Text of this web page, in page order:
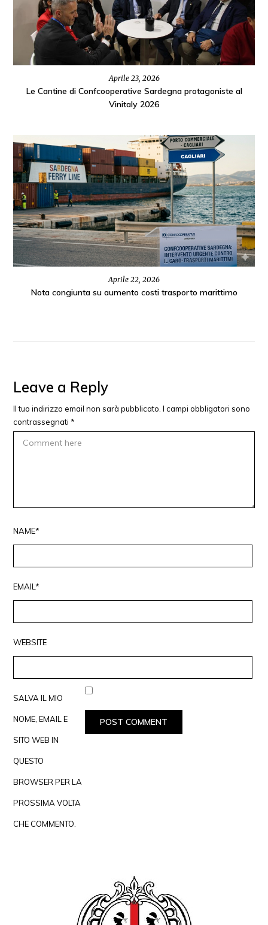
Aprile 23, 2026
Le Cantine di Confcooperative Sardegna protagoniste al
Vinitaly 2026
Aprile 22, 2026
Nota congiunta su aumento costi trasporto marittimo
Leave a Reply
Il tuo indirizzo email non sarà pubblicato. I campi obbligatori sono
contrassegnati *
NAME*
EMAIL*
WEBSITE
SALVA IL MIO
NOME, EMAIL E
SITO WEB IN
QUESTO
BROWSER PER LA
PROSSIMA VOLTA
CHE COMMENTO.